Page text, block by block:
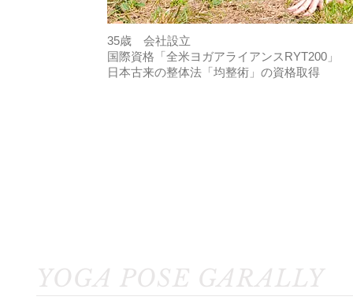
35歳 会社設立
国際資格「全米ヨガアライアンスRYT200」
日本古来の整体法「均整術」の資格取得
​YOGA POSE GARALLY